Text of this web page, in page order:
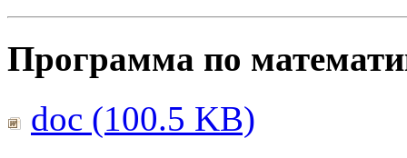
Программа по
doc (100.5 KB)